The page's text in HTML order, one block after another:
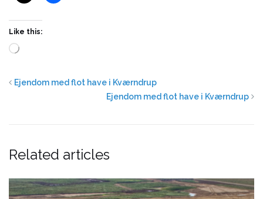
Like this:
Loading…
Ejendom med flot have i Kværndrup
Ejendom med flot have i Kværndrup
Related articles